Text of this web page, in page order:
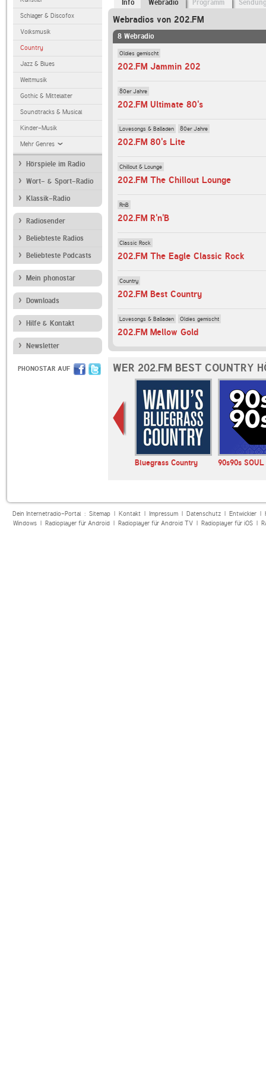
Schlager & Discofox
Volksmusik
Country
Jazz & Blues
Weltmusik
Gothic & Mittelalter
Soundtracks & Musical
Kinder-Musik
Mehr Genres
Hörspiele im Radio
Wort- & Sport-Radio
Klassik-Radio
Radiosender
Beliebteste Radios
Beliebteste Podcasts
Mein phonostar
Downloads
Hilfe & Kontakt
Newsletter
PHONOSTAR AUF
Info Webradio Programm
Webradios von 202.FM
8 Webradio
Oldies gemischt
202.FM Jammin 202
80er Jahre
202.FM Ultimate 80's
Lovesongs & Balladen 80er Jahre
202.FM 80's Lite
Chillout & Lounge
202.FM The Chillout Lounge
RnB
202.FM R'n'B
Classic Rock
202.FM The Eagle Classic Rock
Country
202.FM Best Country
Lovesongs & Balladen Oldies gemischt
202.FM Mellow Gold
WER 202.FM BEST COUNTRY
Bluegrass Country 90s90s SOUL
Dein Internetradio-Portal : Sitemap| Kontakt| Impressum| Datenschutz| Entwickler|
Windows| Radioplayer für Android| Radioplayer für Android TV| Radioplayer für iOS|